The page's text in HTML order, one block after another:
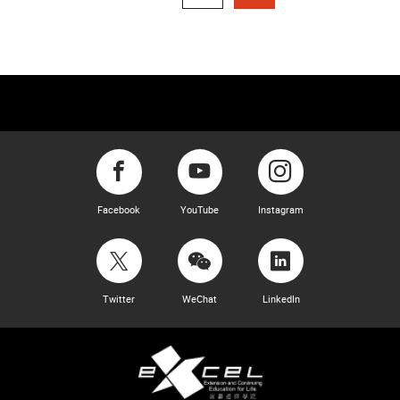
Facebook YouTube Instagram
Twitter WeChat LinkedIn